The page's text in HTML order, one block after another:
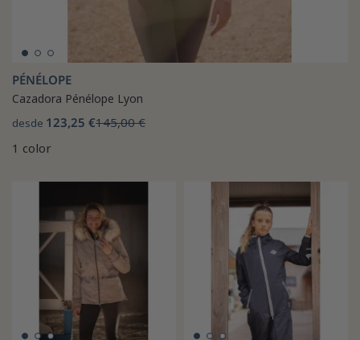
PÉNÉLOPE
Cazadora Pénélope Lyon
desde 123,25 €145,00 €
1 color